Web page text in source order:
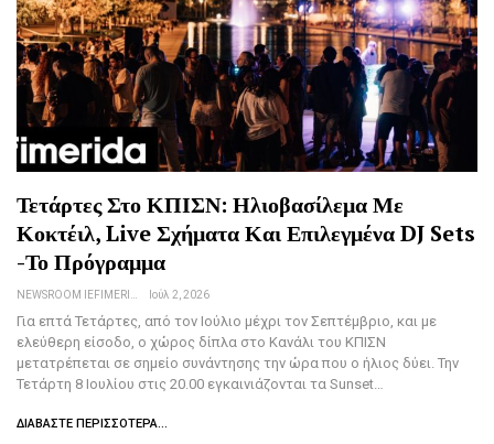
Τετάρτες Στο ΚΠΙΣΝ: Ηλιοβασίλεμα Με
Κοκτέιλ, Live Σχήματα Και Επιλεγμένα DJ Sets
-Το Πρόγραμμα
Ιούλ 2, 2026
Για επτά Τετάρτες, από τον Ιούλιο μέχρι τον Σεπτέμβριο, και με
ελεύθερη είσοδο, ο χώρος δίπλα στο Κανάλι του ΚΠΙΣΝ
μετατρέπεται σε σημείο συνάντησης την ώρα που ο ήλιος δύει. Την
Τετάρτη 8 Ιουλίου στις 20.00 εγκαινιάζονται τα Sunset…
ΔΙΑΒΆΣΤΕ ΠΕΡΙΣΣΌΤΕΡΑ...